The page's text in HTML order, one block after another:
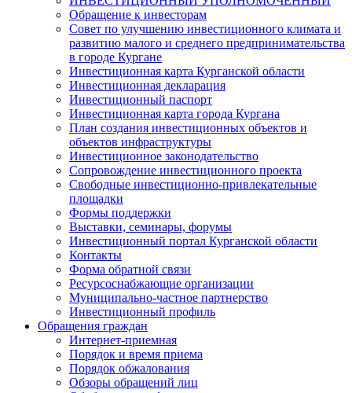
Обращение к инвесторам
Совет по улучшению инвестиционного климата и
развитию малого и среднего предпринимательства
в городе Кургане
Инвестиционная карта Курганской области
Инвестиционная декларация
Инвестиционный паспорт
Инвестиционная карта города Кургана
План создания инвестиционных объектов и
объектов инфраструктуры
Инвестиционное законодательство
Сопровождение инвестиционного проекта
Свободные инвестиционно-привлекательные
площадки
Формы поддержки
Выставки, семинары, форумы
Инвестиционный портал Курганской области
Контакты
Форма обратной связи
Ресурсоснабжающие организации
Муниципально-частное партнерство
Инвестиционный профиль
Обращения граждан
Интернет-приемная
Порядок и время приема
Порядок обжалования
Обзоры обращений лиц